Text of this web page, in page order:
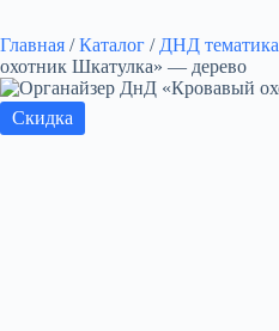
Главная / Каталог / ДНД тематика
охотник Шкатулка» — дерево
Скидка